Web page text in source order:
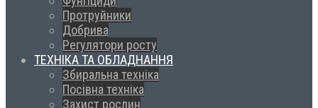
Протруйники
Добрива
Регулятори росту
ТЕХНІКА ТА ОБЛАДНАННЯ
Збиральна техніка
Посівна техніка
Захист рослин